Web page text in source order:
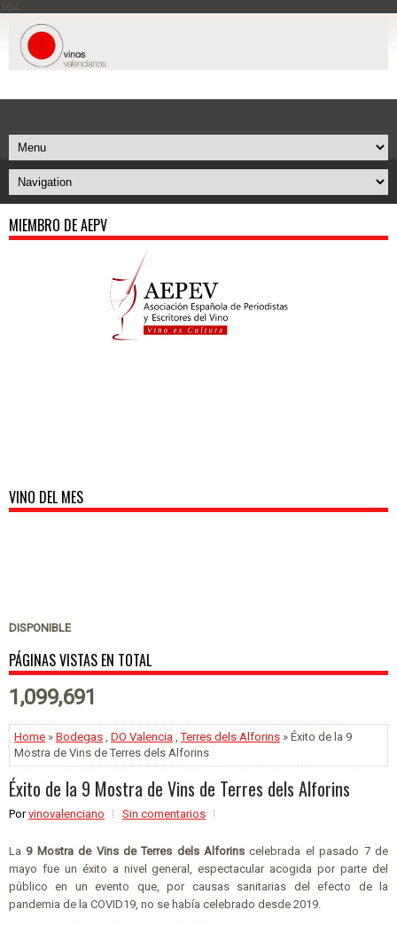
164
MIEMBRO DE AEPV
VINO DEL MES
DISPONIBLE
PÁGINAS VISTAS EN TOTAL
1,099,691
Home » Bodegas DO Valencia ,Terres dels Alforins » Éxito de la 9
Mostra de Vins de Terres dels Alforins
Éxito de la 9 Mostra de Vins de Terres dels Alforins
Porvinovalenciano Sin comentarios
La 9 Mostra de Vins de Terres dels Alforins celebrada el pasado 7 de
mayo fue un éxito a nivel general, espectacular acogida por parte del
público en un evento que, por causas sanitarias del efecto de la
pandemia de la COVID19, no se había celebrado desde 2019.